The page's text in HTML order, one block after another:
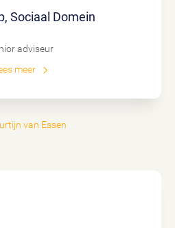
Sociaal Domein
adviseur
meer